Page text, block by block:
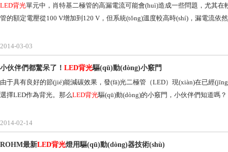
LED背光單元中，肖特基二極管的高漏電流可能會(huì)造成一些問題，尤其
管的額定電壓從100 V增加到120 V，但系統(tǒng)溫度較高時(shí)，漏電流依然
2014-03-03
小伙伴們都驚呆了！ LED背光驅(qū)動(dòng)小竅門
由于具有良好的節(jié)能減碳效果，發(fā)光二極管（LED）現(xiàn)在已經(jīng)
選擇LED作為背光。那么LED背光驅(qū)動(dòng)的小竅門，小伙伴們知道嗎？
2014-02-14
ROHM最新LED背光燈用驅(qū)動(dòng)器技術(shù)